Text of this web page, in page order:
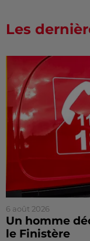
Les
6 août 2026
Un homme
le Finistère